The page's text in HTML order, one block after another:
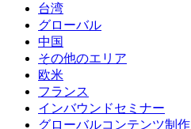
台湾
グローバル
中国
その他のエリア
欧米
フランス
インバウンドセミナー
グローバルコンテンツ制作